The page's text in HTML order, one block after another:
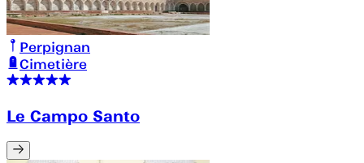
Perpignan
Cimetière
Le Campo Santo